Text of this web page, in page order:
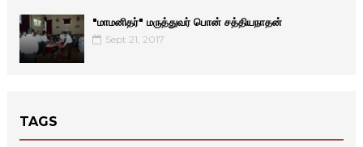
"மாமனிதர்" மருத்துவர் பொன் சத்தியநாதன்
Sept 21, 2017
TAGS